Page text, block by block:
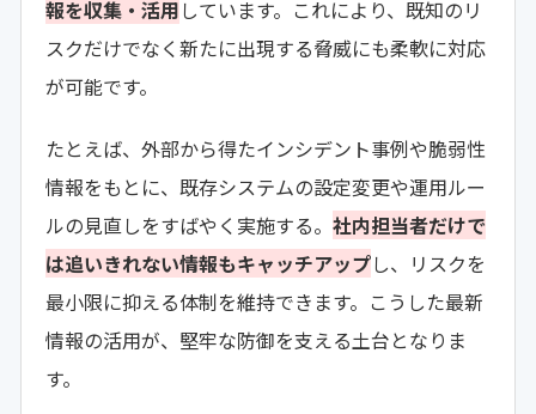
報を収集・活用しています。これにより、既知のリ
スクだけでなく新たに出現する脅威にも柔軟に対応
が可能です。
たとえば、外部から得たインシデント事例や脆弱性
情報をもとに、既存システムの設定変更や運用ルー
ルの見直しをすばやく実施する。 社内担当者だけで
は追いきれない情報もキャッチアップし、リスクを
最小限に抑える体制を維持できます。こうした最新
情報の活用が、堅牢な防御を支える土台となりま
す。